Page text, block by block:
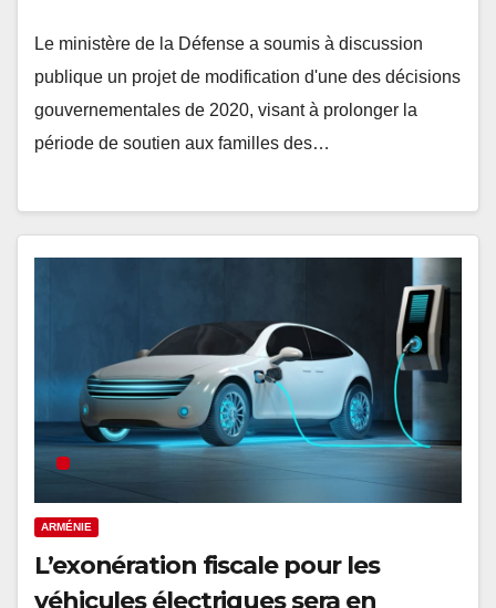
Le ministère de la Défense a soumis à discussion
publique un projet de modification d'une des décisions
gouvernementales de 2020, visant à prolonger la
période de soutien aux familles des…
ARMÉNIE
L’exonération fiscale pour les
véhicules électriques sera en